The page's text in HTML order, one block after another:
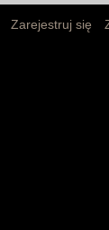
Zarejestruj się